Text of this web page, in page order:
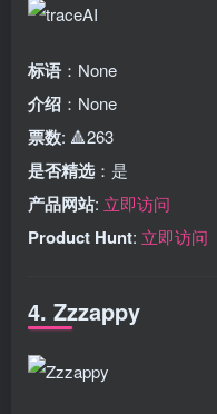
标语 ：None
介绍 ：None
票数: 🔺263
是否精选 ：是
产品网站: 立即访问
Product Hunt: 立即访问
4. Zzzappy